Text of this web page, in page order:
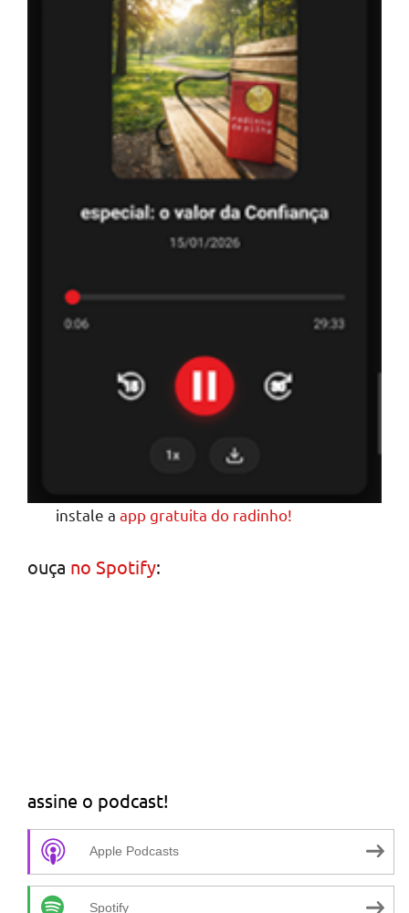
instale aapp gratuita do radinho!
ouça no Spotify:
assine o podcast!
Apple Podcasts
Spotify